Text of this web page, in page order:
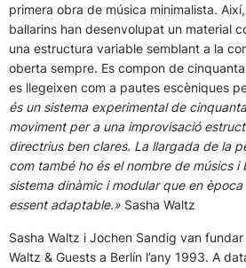
primera obra de música minimalista.
ballarins han desenvolupat un material
una estructura variable semblant a la
oberta sempre. Es compon de
es llegeixen com a pautes escèniques
és un sistema experimental de
moviment per a una improvisació
directrius ben clares. La llargada de la
com també ho és el nombre de músics i
sistema dinàmic i modular que en
essent adaptable.» Sasha Waltz
Sasha Waltz i Jochen Sandig van
Waltz & Guests a Berlín l’any 1993. A